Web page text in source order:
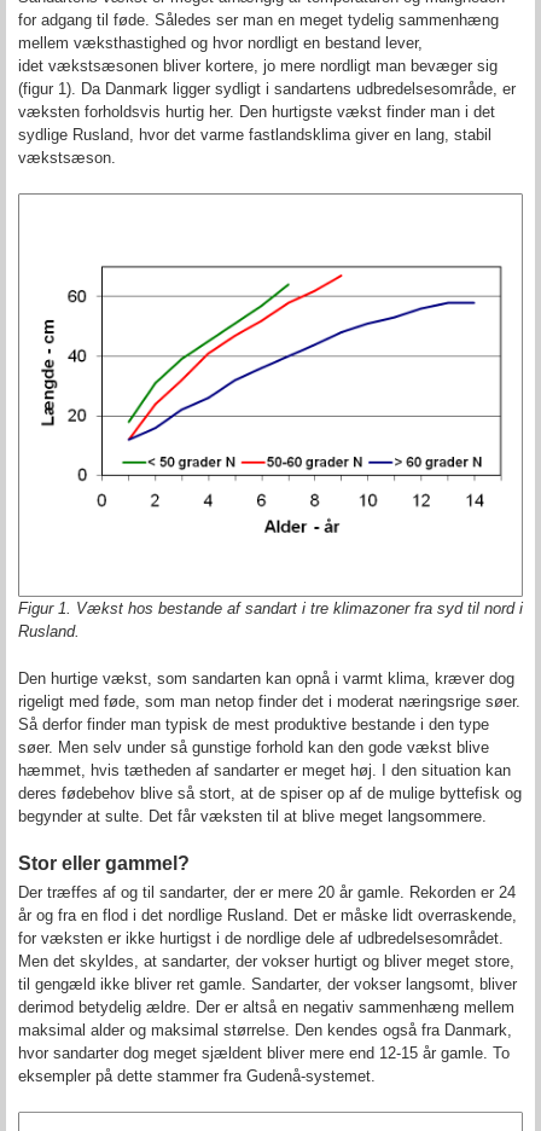
for adgang til føde. Således ser man en meget tydelig sammenhæng
mellem væksthastighed og hvor nordligt en bestand lever,
idet vækstsæsonen bliver kortere, jo mere nordligt man bevæger sig
(figur 1). Da Danmark ligger sydligt i sandartens udbredelsesområde, er
væksten forholdsvis hurtig her. Den hurtigste vækst finder man i det
sydlige Rusland, hvor det varme fastlandsklima giver en lang, stabil
vækstsæson.
Figur 1. Vækst hos bestande af sandart i tre klimazoner fra syd til nord i
Rusland.
Den hurtige vækst, som sandarten kan opnå i varmt klima, kræver dog
rigeligt med føde, som man netop finder det i moderat næringsrige søer.
Så derfor finder man typisk de mest produktive bestande i den type
søer. Men selv under så gunstige forhold kan den gode vækst blive
hæmmet, hvis tætheden af sandarter er meget høj. I den situation kan
deres fødebehov blive så stort, at de spiser op af de mulige byttefisk og
begynder at sulte. Det får væksten til at blive meget langsommere.
Stor eller gammel?
Der træffes af og til sandarter, der er mere 20 år gamle. Rekorden er 24
år og fra en flod i det nordlige Rusland. Det er måske lidt overraskende,
for væksten er ikke hurtigst i de nordlige dele af udbredelsesområdet.
Men det skyldes, at sandarter, der vokser hurtigt og bliver meget store,
til gengæld ikke bliver ret gamle. Sandarter, der vokser langsomt, bliver
derimod betydelig ældre. Der er altså en negativ sammenhæng mellem
maksimal alder og maksimal størrelse. Den kendes også fra Danmark,
hvor sandarter dog meget sjældent bliver mere end 12-15 år gamle. To
eksempler på dette stammer fra Gudenå-systemet.